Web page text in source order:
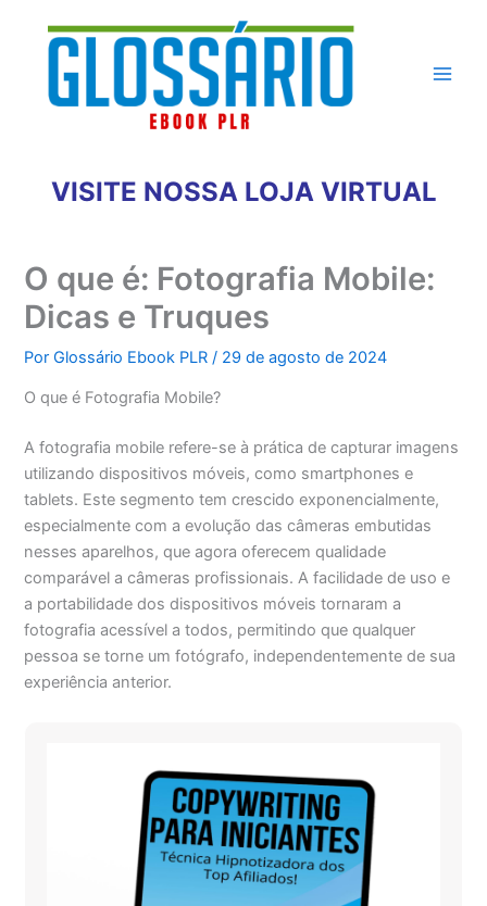
conteúdo
VISITE NOSSA LOJA VIRTUAL
O que é: Fotografia Mobile:
Dicas e Truques
PorGlossário Ebook PLR/ 29 de agosto de 2024
O que é Fotografia Mobile?
A fotografia mobile refere-se à prática de capturar imagens
utilizando dispositivos móveis, como smartphones e
tablets. Este segmento tem crescido exponencialmente,
especialmente com a evolução das câmeras embutidas
nesses aparelhos, que agora oferecem qualidade
comparável a câmeras profissionais. A facilidade de uso e
a portabilidade dos dispositivos móveis tornaram a
fotografia acessível a todos, permitindo que qualquer
pessoa se torne um fotógrafo, independentemente de sua
experiência anterior.